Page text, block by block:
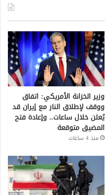
وزير الخزانة الأمريكي: اتفاق
ووقف لإطلاق النار مع إيران قد
يُعلن خلال ساعات.. وإعادة فتح
المضيق متوقعة
منذ 4 ساعات